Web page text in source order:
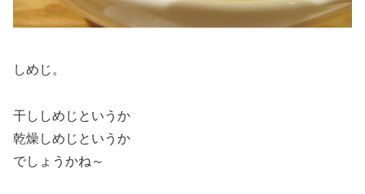
しめじ。
干ししめじというか
乾燥しめじというか
でしょうかね～